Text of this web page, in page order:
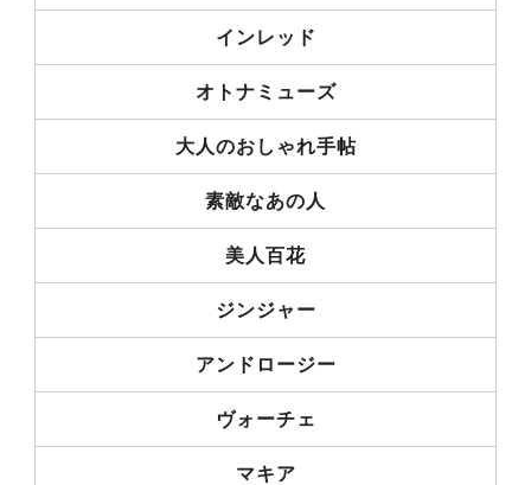
インレッド
オトナミューズ
大人のおしゃれ手帖
素敵なあの人
美人百花
ジンジャー
アンドロージー
ヴォーチェ
マキア